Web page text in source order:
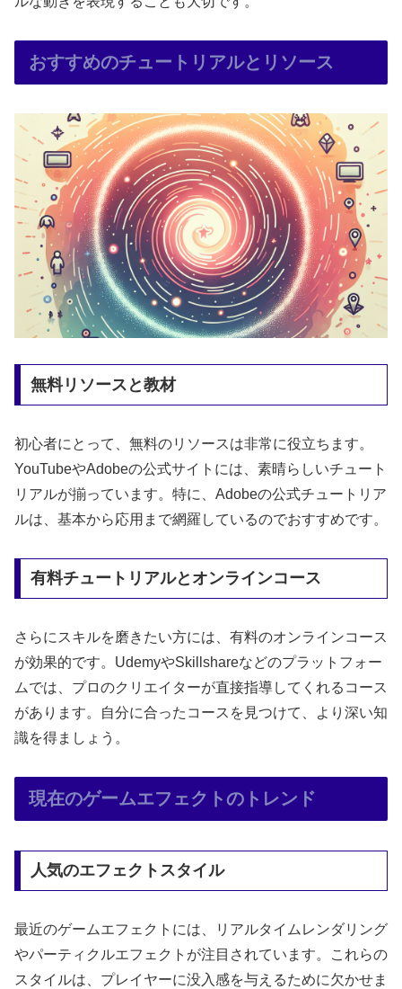
おすすめのチュートリアルとリソース
無料リソースと教材
初心者にとって、無料のリソースは非常に役立ちます。
YouTubeやAdobeの公式サイトには、素晴らしいチュート
リアルが揃っています。特に、Adobeの公式チュートリア
ルは、基本から応用まで網羅しているのでおすすめです。
有料チュートリアルとオンラインコース
さらにスキルを磨きたい方には、有料のオンラインコース
が効果的です。UdemyやSkillshareなどのプラットフォー
ムでは、プロのクリエイターが直接指導してくれるコース
があります。自分に合ったコースを見つけて、より深い知
識を得ましょう。
現在のゲームエフェクトのトレンド
人気のエフェクトスタイル
最近のゲームエフェクトには、リアルタイムレンダリング
やパーティクルエフェクトが注目されています。これらの
スタイルは、プレイヤーに没入感を与えるために欠かせま